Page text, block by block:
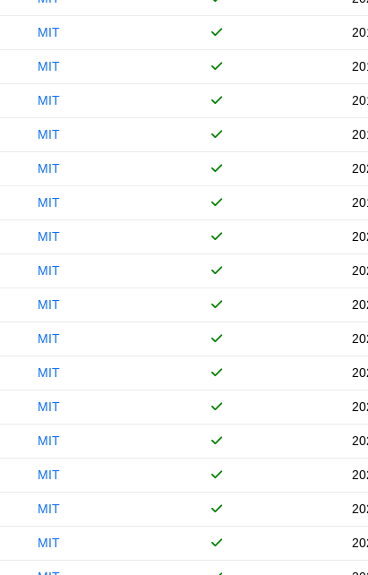
MIT
MIT
MIT
MIT
MIT
MIT
MIT
MIT
MIT
MIT
MIT
MIT
MIT
MIT
MIT
MIT